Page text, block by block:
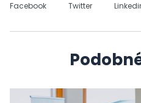
Facebook Twitter